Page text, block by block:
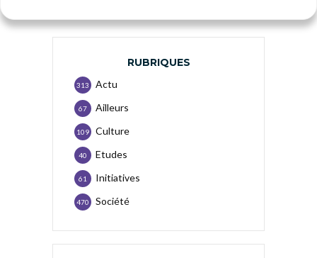
RUBRIQUES
Actu
313
Ailleurs
67
Culture
109
Etudes
40
Initiatives
61
Société
470